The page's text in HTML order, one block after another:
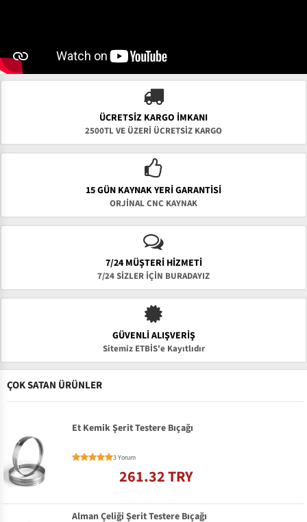
ÜCRETSIZ KARGO İMKANI
2500TL VE ÜZERİ ÜCRETSİZ KARGO
15 GÜN KAYNAK YERI GARANTISI
ORJİNAL CNC KAYNAK
7/24 MÜŞTERİ HİZMETİ
7/24 SİZLER İÇİN BURADAYIZ
GÜVENLI ALIŞVERIŞ
Sitemiz ETBİS'e Kayıtlıdır
ÇOK SATAN ÜRÜNLER
Et Kemik Şerit Testere Bıçağı
3 Yorum
261.32 TRY
Alman Çeliği Şerit Testere Bıçağı